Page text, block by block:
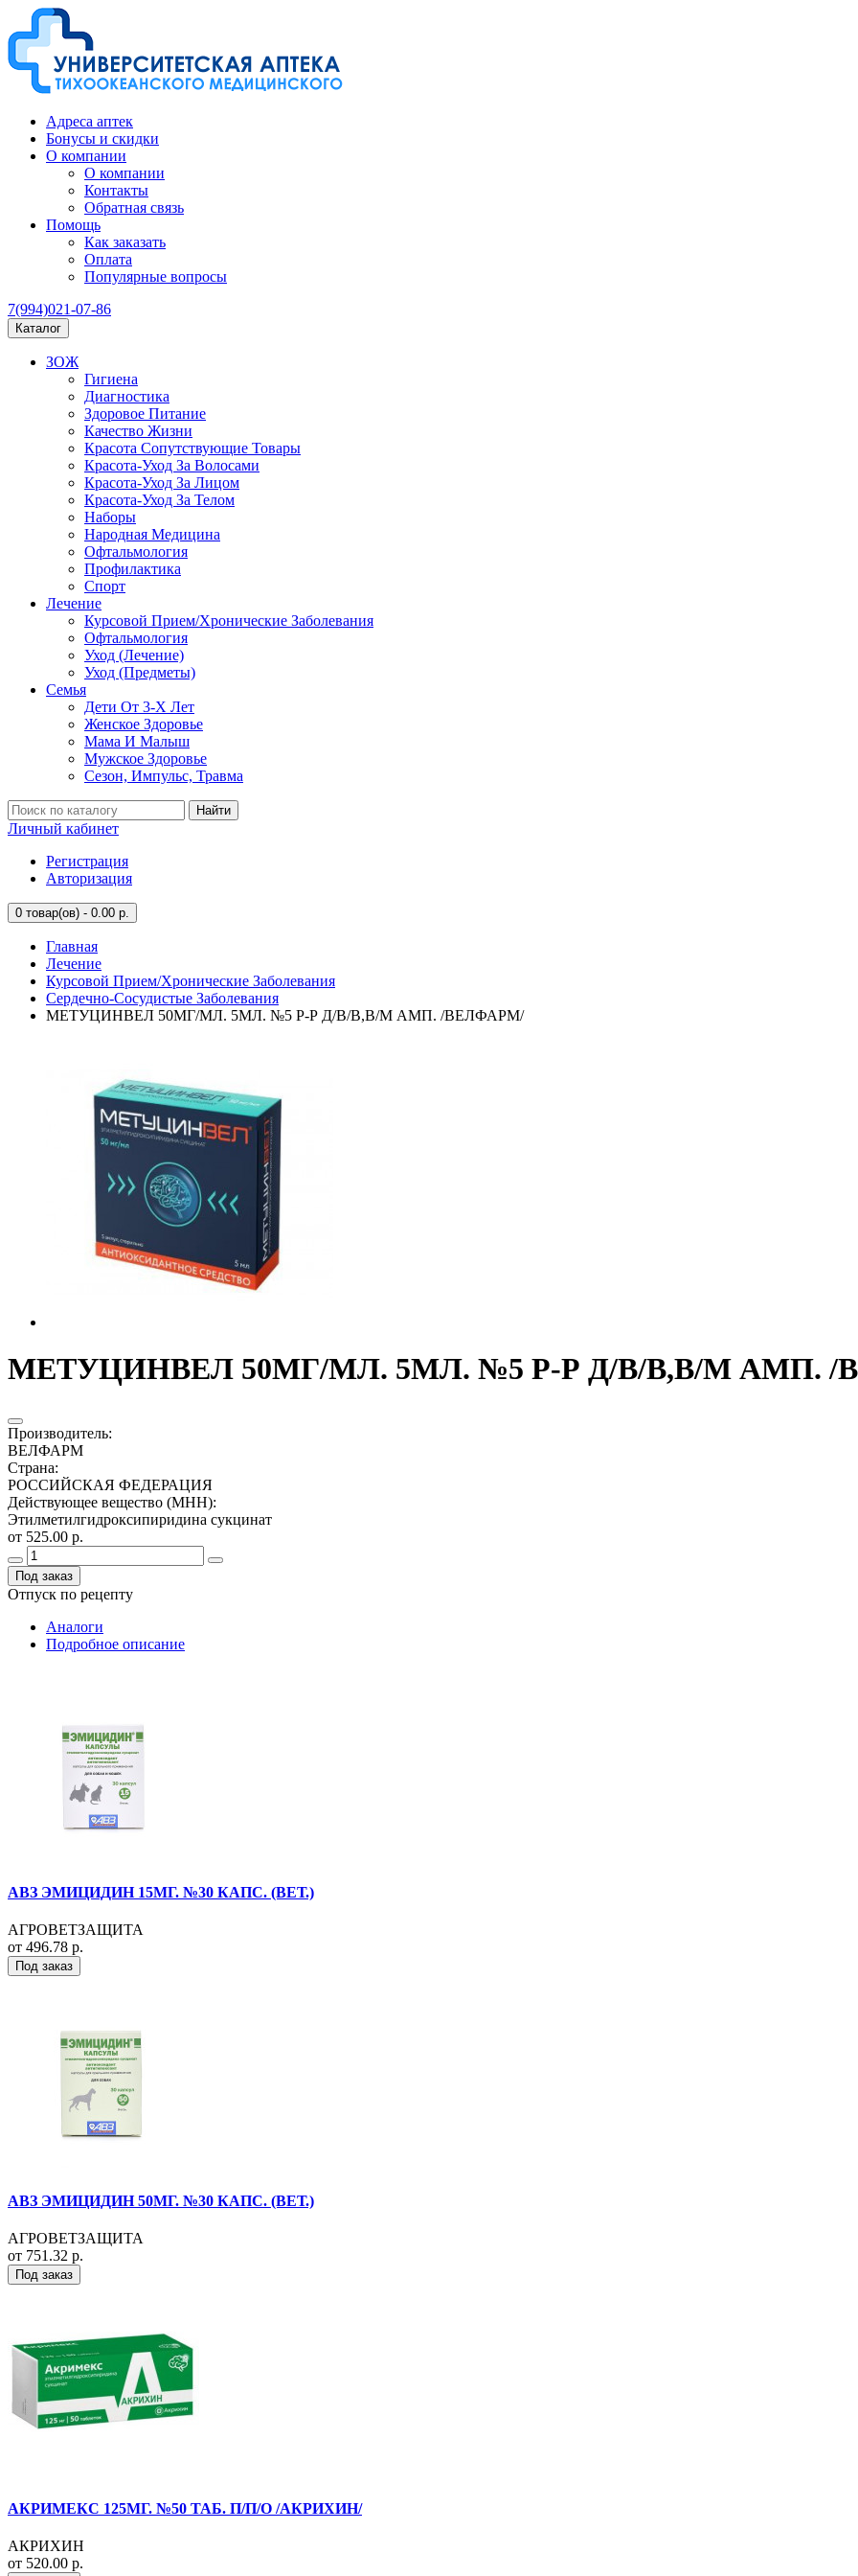
Адреса аптек
Бонусы и скидки
О компании
О компании
Контакты
Обратная связь
Помощь
Как заказать
Оплата
Популярные вопросы
7(994)021-07-86
Каталог
ЗОЖ
Гигиена
Диагностика
Здоровое Питание
Качество Жизни
Красота Сопутствующие Товары
Красота-Уход За Волосами
Красота-Уход За Лицом
Красота-Уход За Телом
Наборы
Народная Медицина
Офтальмология
Профилактика
Спорт
Лечение
Курсовой Прием/Хронические Заболевания
Офтальмология
Уход (Лечение)
Уход (Предметы)
Семья
Дети От 3-Х Лет
Женское Здоровье
Мама И Малыш
Мужское Здоровье
Сезон, Импульс, Травма
Найти
Личный кабинет
Регистрация
Авторизация
0 товар(ов) - 0.00 р.
Главная
Лечение
Курсовой Прием/Хронические Заболевания
Сердечно-Сосудистые Заболевания
МЕТУЦИНВЕЛ 50МГ/МЛ. 5МЛ. №5 Р-Р Д/В/В,В/М АМП. /ВЕЛФАРМ/
МЕТУЦИНВЕЛ 50МГ/МЛ. 5МЛ. №5 Р-Р Д/В/В,В/М АМП. /
Производитель:
ВЕЛФАРМ
Страна:
РОССИЙСКАЯ ФЕДЕРАЦИЯ
Действующее вещество (МНН):
Этилметилгидроксипиридина сукцинат
от 525.00 р.
Под заказ
Отпуск по рецепту
Аналоги
Подробное описание
АВЗ ЭМИЦИДИН 15МГ. №30 КАПС. (ВЕТ.)
АГРОВЕТЗАЩИТА
от 496.78 р.
Под заказ
АВЗ ЭМИЦИДИН 50МГ. №30 КАПС. (ВЕТ.)
АГРОВЕТЗАЩИТА
от 751.32 р.
Под заказ
АКРИМЕКС 125МГ. №50 ТАБ. П/П/О /АКРИХИН/
АКРИХИН
от 520.00 р.